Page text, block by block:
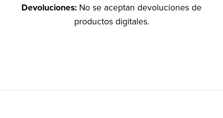
Devoluciones: No se aceptan devoluciones de
productos digitales.